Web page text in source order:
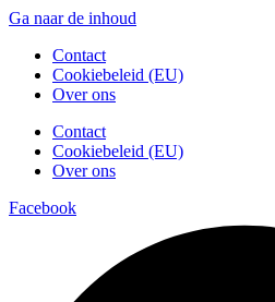
Ga naar de inhoud
Contact
Cookiebeleid (EU)
Over ons
Contact
Cookiebeleid (EU)
Over ons
Facebook